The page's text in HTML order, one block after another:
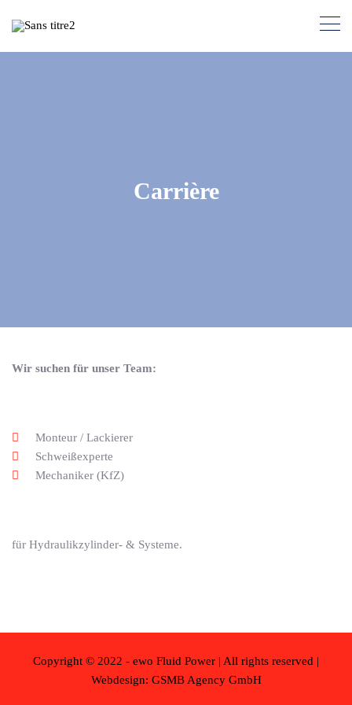
Carrière
Wir suchen für unser Team:
Monteur / Lackierer
Schweißexperte
Mechaniker (KfZ)
für Hydraulikzylinder- & Systeme.
Copyright © 2022 - ewo Fluid Power | All rights reserved |
Webdesign: GSMB Agency GmbH